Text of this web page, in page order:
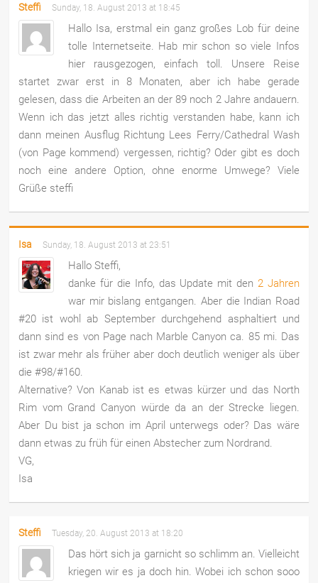
Steffi Sunday, 18. August 2013 at 18:45
Hallo Isa, erstmal ein ganz großes Lob für deine
tolle Internetseite. Hab mir schon so viele Infos
hier rausgezogen, einfach toll. Unsere Reise
startet zwar erst in 8 Monaten, aber ich habe gerade
gelesen, dass die Arbeiten an der 89 noch 2 Jahre andauern.
Wenn ich das jetzt alles richtig verstanden habe, kann ich
dann meinen Ausflug Richtung Lees Ferry/Cathedral Wash
(von Page kommend) vergessen, richtig? Oder gibt es doch
noch eine andere Option, ohne enorme Umwege? Viele
Grüße steffi
Isa Sunday, 18. August 2013 at 23:51
Hallo Steffi,
danke für die Info, das Update mit den 2 Jahren
war mir bislang entgangen. Aber die Indian Road
#20 ist wohl ab September durchgehend asphaltiert und
dann sind es von Page nach Marble Canyon ca. 85 mi. Das
ist zwar mehr als früher aber doch deutlich weniger als über
die #98/#160.
Alternative? Von Kanab ist es etwas kürzer und das North
Rim vom Grand Canyon würde da an der Strecke liegen.
Aber Du bist ja schon im April unterwegs oder? Das wäre
dann etwas zu früh für einen Abstecher zum Nordrand.
VG,
Isa
Steffi Tuesday, 20. August 2013 at 18:20
Das hört sich ja garnicht so schlimm an. Vielleicht
kriegen wir es ja doch hin. Wobei ich schon sooo